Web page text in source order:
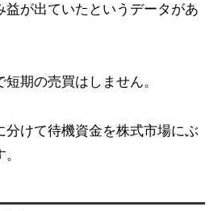
益が出ていたというデータがあ
期の売買はしません。
分けて待機資金を株式市場にぶ